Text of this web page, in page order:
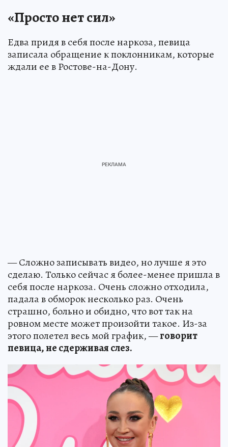
«Просто нет сил»
Едва придя в себя после наркоза, певица
записала обращение к поклонникам, которые
ждали ее в Ростове-на-Дону.
— Сложно записывать видео, но лучше я это
сделаю. Только сейчас я более-менее пришла в
себя после наркоза. Очень сложно отходила,
падала в обморок несколько раз. Очень
страшно, больно и обидно, что вот так на
ровном месте может произойти такое. Из-за
этого полетел весь мой график, —говорит
певица, не сдерживая слез.